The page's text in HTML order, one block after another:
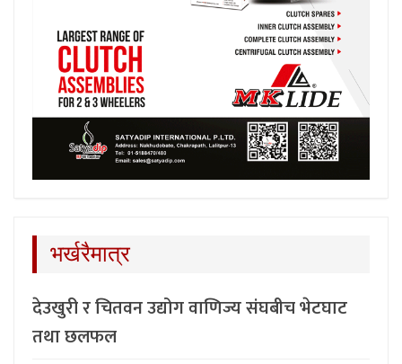
भर्खरैमात्र
देउखुरी र चितवन उद्योग वाणिज्य संघबीच भेटघाट
तथा छलफल